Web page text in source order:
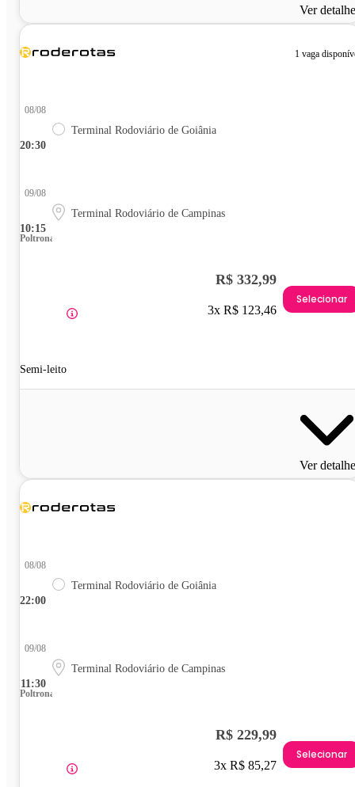
Ver
1 vaga
20:30
08/08
Terminal Rodoviário de Goiânia
10:15
09/08
Terminal Rodoviário de Campinas
Poltrona
Semi-leito
R$ 332,99
3x R$ 123,46
Selecionar
Ver
22:00
08/08
Terminal Rodoviário de Goiânia
11:30
09/08
Terminal Rodoviário de Campinas
Poltrona
R$ 229,99
3x R$ 85,27
Selecionar